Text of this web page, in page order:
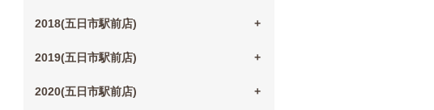
2018(五日市駅前店)
2019(五日市駅前店)
2020(五日市駅前店)